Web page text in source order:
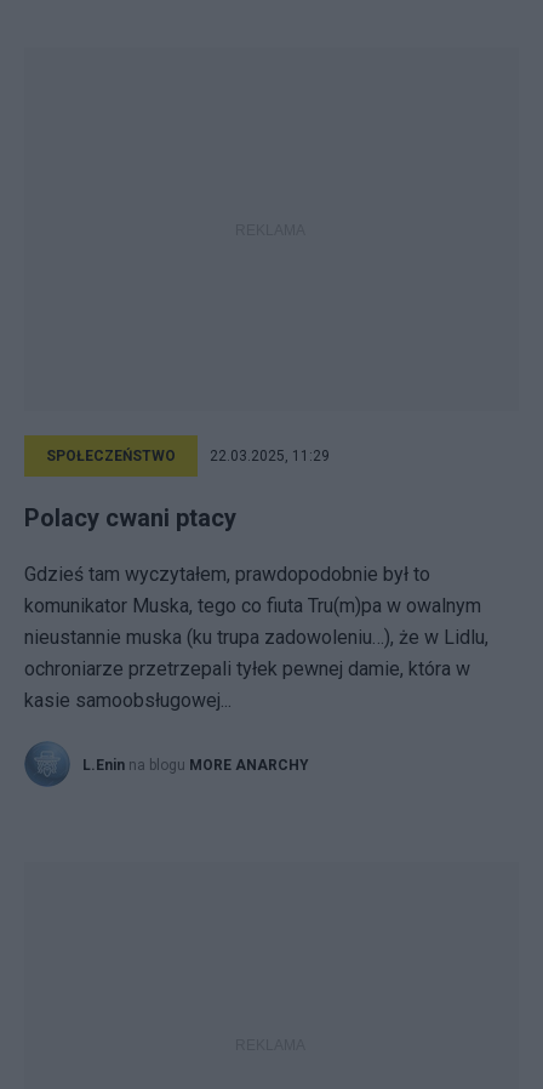
SPOŁECZEŃSTWO 22.03.2025, 11:29
Polacy cwani ptacy
Gdzieś tam wyczytałem, prawdopodobnie był to
komunikator Muska, tego co fiuta Tru(m)pa w owalnym
nieustannie muska (ku trupa zadowoleniu…), że w Lidlu,
ochroniarze przetrzepali tyłek pewnej damie, która w
kasie samoobsługowej...
L.Enin na blogu MORE ANARCHY